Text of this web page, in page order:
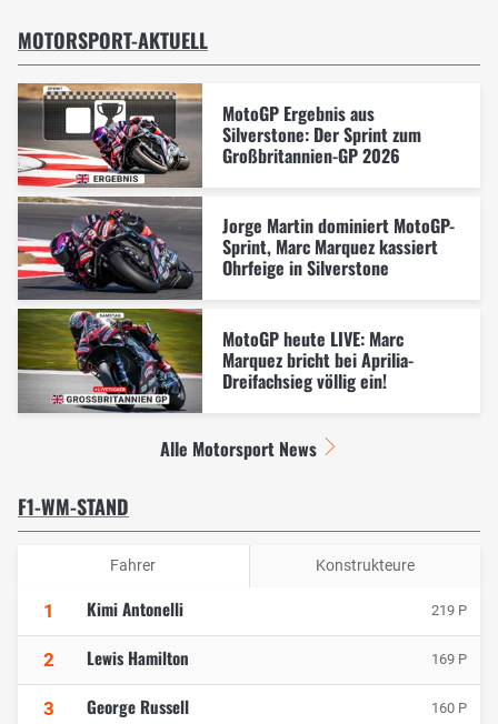
MOTORSPORT-AKTUELL
MotoGP Ergebnis aus
Silverstone: Der Sprint zum
Großbritannien-GP 2026
Jorge Martin dominiert MotoGP-
Sprint, Marc Marquez kassiert
Ohrfeige in Silverstone
MotoGP heute LIVE: Marc
Marquez bricht bei Aprilia-
Dreifachsieg völlig ein!
Alle Motorsport News
F1-WM-STAND
Fahrer Konstrukteure
1 Kimi Antonelli 219 P
2 Lewis Hamilton 169 P
3 George Russell 160 P